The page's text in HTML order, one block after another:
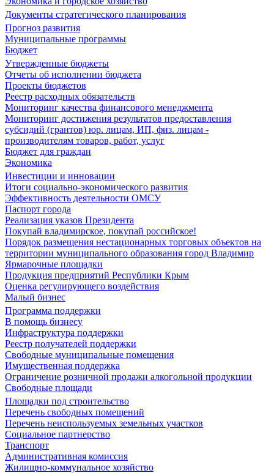
Документы стратегического планирования
Прогноз развития
Муниципальные программы
Бюджет
Утвержденные бюджеты
Отчеты об исполнении бюджета
Проекты бюджетов
Реестр расходных обязательств
Мониторинг качества финансового менеджмента
Мониторинг достижения результатов предоставления
субсидий (грантов) юр. лицам, ИП, физ. лицам -
производителям товаров, работ, услуг
Бюджет для граждан
Экономика
Инвестиции и инновации
Итоги социально-экономического развития
Эффективность деятельности ОМСУ
Паспорт города
Реализация указов Президента
Покупай владимирское, покупай российское!
Порядок размещения нестационарных торговых объектов на
территории муниципального образования город Владимир
Ярмарочные площадки
Продукция предприятий Республики Крым
Оценка регулирующего воздействия
Малый бизнес
Программа поддержки
В помощь бизнесу
Инфраструктура поддержки
Реестр получателей поддержки
Свободные муниципальные помещения
Имущественная поддержка
Ограничение розничной продажи алкогольной продукции
Свободные площади
Площадки под строительство
Перечень свободных помещений
Перечень неиспользуемых земельных участков
Социальное партнерство
Транспорт
Административная комиссия
Жилищно-коммунальное хозяйство